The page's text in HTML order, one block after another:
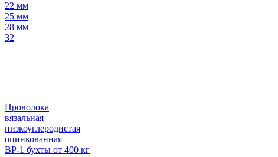
22 мм
25 мм
28 мм
32
Проволока
вязальная
низкоуглеродистая
оцинкованная
ВР-1 бухты от 400 кг